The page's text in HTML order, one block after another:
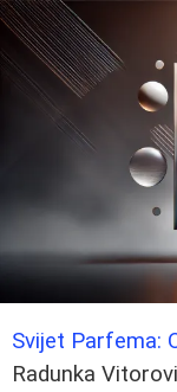
Svijet Parfema:
Radunka